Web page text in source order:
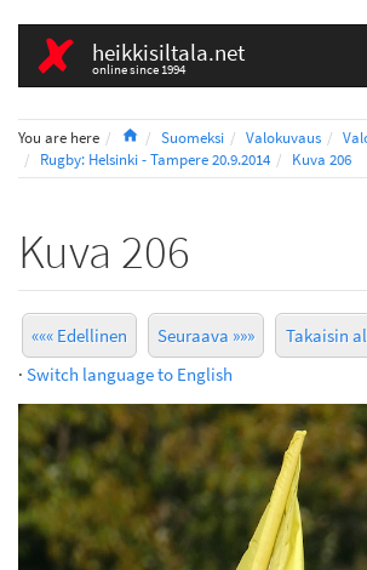
heikkisiltala.net
online since 1994
You are here HomeSuomeksi Valokuvaus
Rugby: Helsinki - Tampere 20.9.2014
Kuva 206
Kuva 206
««« Edellinen Seuraava »»» Takaisin
· Switch language to English